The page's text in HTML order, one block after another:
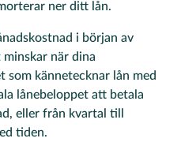
ner ditt lån.
i början av
minskar när dina
som kännetecknar lån med
lånebeloppet att betala
eller från kvartal till
tiden.